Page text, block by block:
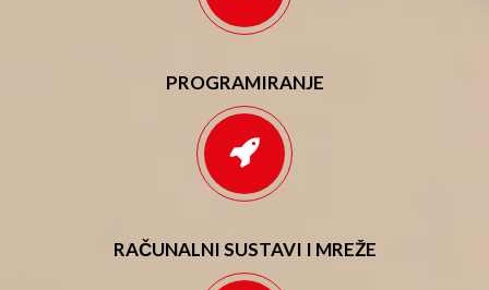
PROGRAMIRANJE
RAČUNALNI SUSTAVI I MREŽE